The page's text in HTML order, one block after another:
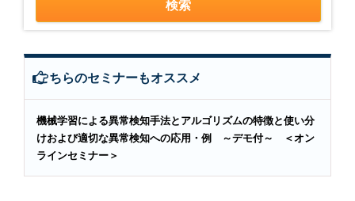
こちらのセミナーもオススメ
機械学習による異常検知手法とアルゴリズムの特徴と使い分
けおよび適切な異常検知への応用・例 ～デモ付～ ＜オン
ラインセミナー＞